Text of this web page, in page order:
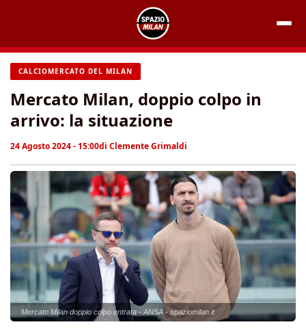
contenuto
CALCIOMERCATO DEL MILAN
Mercato Milan, doppio colpo in
arrivo: la situazione
24 Agosto 2024 - 15:00di Clemente Grimaldi
Mercato Milan doppio colpo entrata - ANSA - spaziomilan.it